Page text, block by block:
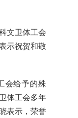
文卫体工会
示祝贺和敬
会给予的殊
体工会多年
表示，荣誉